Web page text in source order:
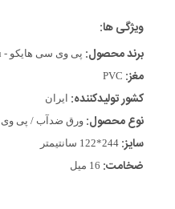
ویژگی ها:
برند محصول: پی وی سی هایکو - Haiku
مغز: PVC
کشور تولیدکننده: ایران
نوع محصول: ورق ضدآب / پی
سایز: 244*122 سانتیمتر
ضخامت: 16 میل